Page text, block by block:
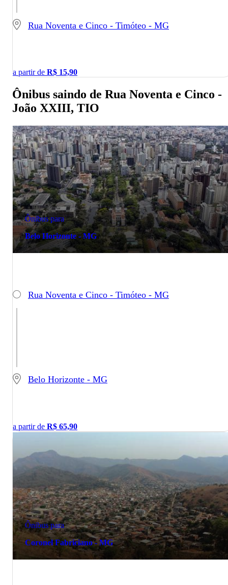
Rua Noventa e Cinco - Timóteo - MG
a partir de R$ 15,90
Ônibus saindo de Rua Noventa e Cinco -
João XXIII, TIO
Ônibus para
Belo Horizonte - MG
Rua Noventa e Cinco - Timóteo - MG
Belo Horizonte - MG
a partir de R$ 65,90
Ônibus para
Coronel Fabriciano - MG